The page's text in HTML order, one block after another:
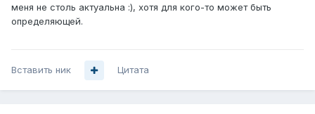
меня не столь актуальна :), хотя для кого-то может быть
определяющей.
Вставить ник Цитата